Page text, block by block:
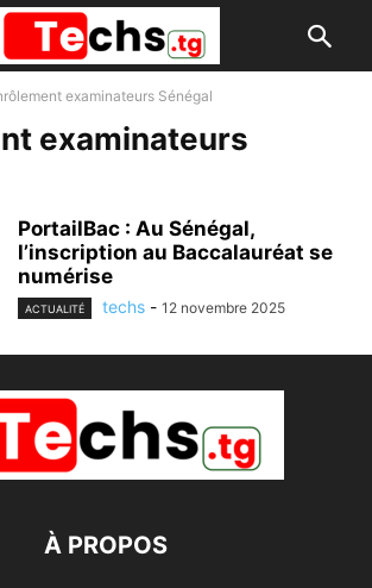
examinateurs Sénégal
examinateurs
PortailBac : Au Sénégal,
l’inscription au Baccalauréat se
numérise
ACTUALITÉ techs - 12 novembre 2025
À PROPOS